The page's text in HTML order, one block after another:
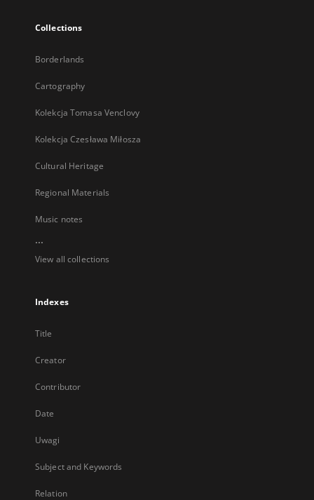
Collections
Borderlands
Cartography
Kolekcja Tomasa Venclovy
Kolekcja Czesława Miłosza
Cultural Heritage
Regional Materials
Music notes
...
View all collections
Indexes
Title
Creator
Contributor
Date
Uwagi
Subject and Keywords
Relation